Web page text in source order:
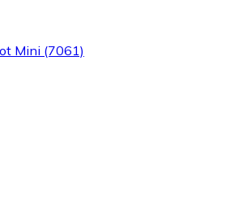
Mini (7061)